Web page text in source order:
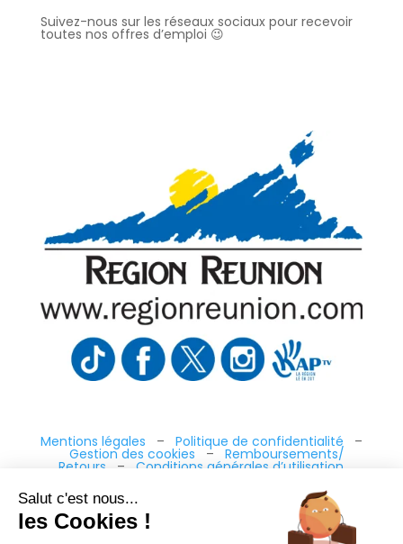
Suivez-nous sur les réseaux sociaux pour recevoir
toutes nos offres d’emploi 😉
Mentions légales – Politique de confidentialité–
Gestion des cookies – Remboursements/
Retours –Conditions générales d’utilisation
“Ce site a été financé à l’aide du FEDER (REACT-UE)
Salut c'est nous...
les Cookies !